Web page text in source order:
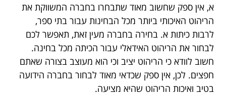
א, אין ספק שחשוב מאוד שתבחרו בחברה המשווקת את
הריהוט האיכותי ביותר מכל הבחינות עבור בתי ספר,
לרבות כיתות א. בחירה בחברה מעין זאת, תאפשר לכם
לבחור את הריהוט האידאלי עבור הכיתה מכל בחינה.
חשוב לוודא כי הריהוט יציב וכי הוא מעוצב בצורה שאתם
חפצים. לכן, אין ספק שכדאי מאוד לבחור בחברה הידועה
בטיב ואיכות הריהוט שהיא מציעה.